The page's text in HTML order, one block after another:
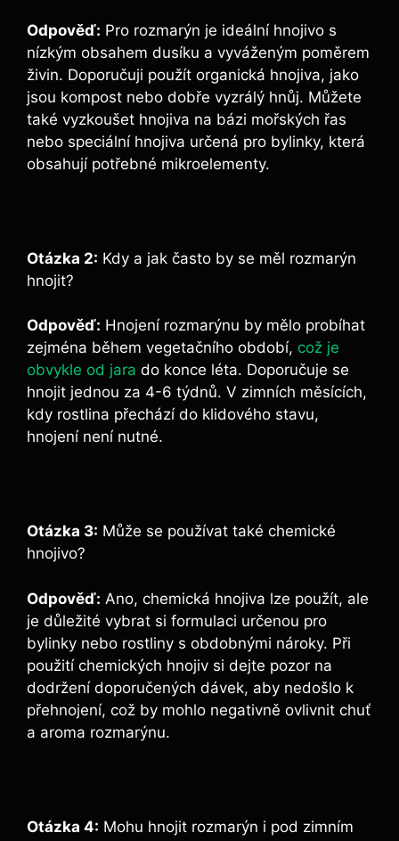
Odpověď: Pro rozmarýn je⁢ ideální hnojivo s
nízkým obsahem ‌dusíku a vyváženým poměrem
živin. Doporučuji použít organická⁣ hnojiva, ‌jako
jsou kompost nebo dobře vyzrálý hnůj. Můžete
také vyzkoušet hnojiva na​ bázi ​mořských řas
nebo speciální⁤ hnojiva ​určená pro bylinky, která
obsahují potřebné mikroelementy.
Otázka 2: ⁤Kdy a jak často by se měl rozmarýn
hnojit?
Odpověď: Hnojení rozmarýnu by ⁣mělo probíhat
‌zejména během ⁢vegetačního období, což je
obvykle od jara do konce léta. Doporučuje se
hnojit jednou za 4-6 týdnů. V zimních měsících,
kdy⁢ rostlina přechází do klidového stavu,
hnojení ​není⁢ nutné.
Otázka 3: Může‌ se používat také chemické
hnojivo?
Odpověď: Ano, chemická hnojiva lze použít, ale
je⁤ důležité vybrat⁤ si ​formulaci určenou pro
bylinky nebo rostliny s obdobnými nároky. ‍Při
použití chemických hnojiv si ⁢dejte pozor na
dodržení​ doporučených ‌dávek, aby nedošlo k
přehnojení, což by mohlo ​negativně ovlivnit chuť⁤
a⁤ aroma rozmarýnu.
Otázka 4: Mohu hnojit rozmarýn i pod zimním